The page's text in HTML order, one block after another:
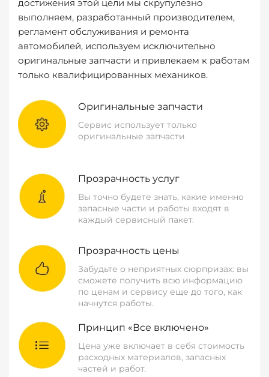
достижения этой цели мы скрупулезно
выполняем, разработанный производителем,
регламент обслуживания и ремонта
автомобилей, используем исключительно
оригинальные запчасти и привлекаем к работам
только квалифицированных механиков.
Оригинальные запчасти
Сервис использует только
оригинальные запчасти
Прозрачность услуг
Вы точно будете знать, какие именно
запасные части и работы входят в
каждый сервисный пакет.
Прозрачность цены
Забудьте о неприятных сюрпризах: вы
сможете получить всю информацию
по ценам и сервису еще до того, как
начнутся работы.
Принцип «Все включено»
Цена уже включает в себя стоимость
расходных материалов, запасных
частей и работ.